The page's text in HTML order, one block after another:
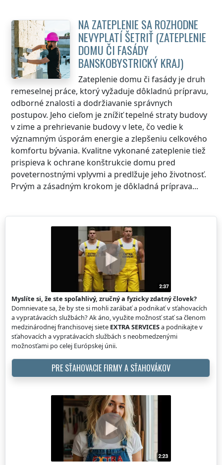
NA ZATEPLENIE SA ROZHODNE
NEVYPLATÍ ŠETRIŤ (ZATEPLENIE
DOMU ČI FASÁDY
BANSKOBYSTRICKÝ KRAJ)
Zateplenie domu či fasády je druh
remeselnej práce, ktorý vyžaduje dôkladnú prípravu,
odborné znalosti a dodržiavanie správnych
postupov. Jeho cieľom je znížiť tepelné straty budovy
v zime a prehrievanie budovy v lete, čo vedie k
významným úsporám energie a zlepšeniu celkového
komfortu bývania. Kvalitne vykonané zateplenie tiež
prispieva k ochrane konštrukcie domu pred
poveternostnými vplyvmi a predlžuje jeho životnosť.
Prvým a zásadným krokom je dôkladná príprava...
Myslíte si, že ste spoľahlivý, zručný a fyzicky zdatný človek?
Domnievate sa, že by ste si mohli zarábať a podnikať v sťahovacích
a vypratávacích službách? Ak áno, využite možnosť stať sa členom
medzinárodnej franchisovej siete EXTRA SERVICESa podnikajte v
sťahovacích a vypratávacích službách s neobmedzenými
možnosťami po celej Európskej únii.
PRE SŤAHOVACIE FIRMY A SŤAHOVÁKOV